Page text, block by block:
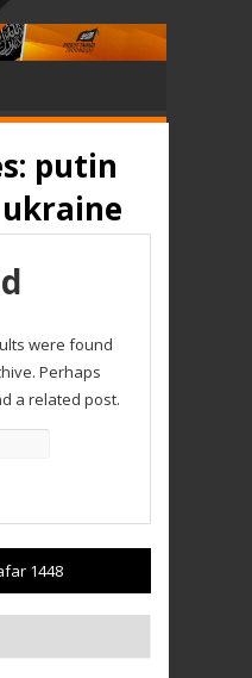
putin
were found
Perhaps
a related post.
1448